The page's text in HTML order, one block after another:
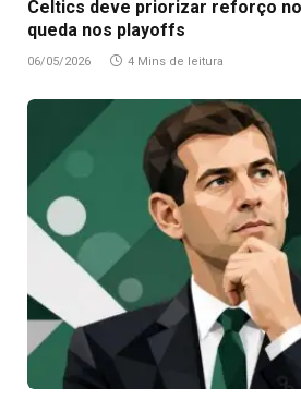
Celtics deve priorizar reforço
queda nos playoffs
06/05/2026 4 Mins de leitura